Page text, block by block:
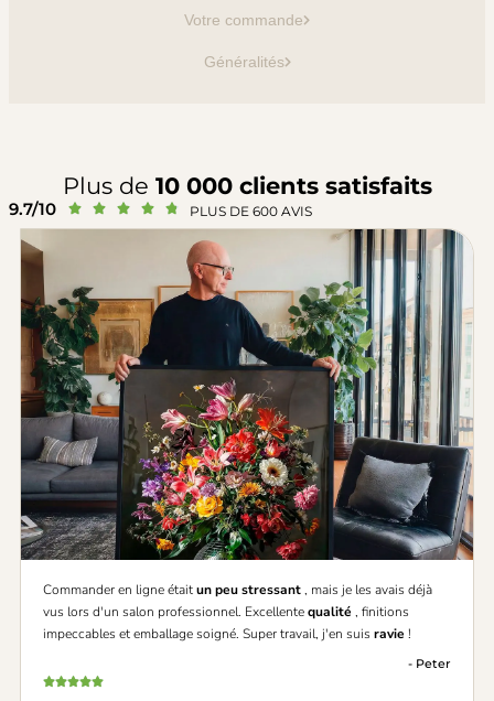
Votre commande
Généralités
Plus de 10 000 clients satisfaits
9.7/10      PLUS DE 600 AVIS
Commander en ligne étaitun peu stressant, mais je les avais déjà
vus lors d'un salon professionnel. Excellentequalité , finitions
impeccables et emballage soigné. Super travail, j'en suis ravie !
- Peter